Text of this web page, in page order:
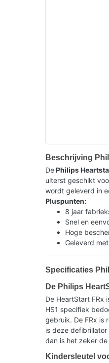
Beschrijving
DePhilips
uiterst geschikt
wordt geleverd in
Pluspunten:
8 jaar
Snel en
Hoge
Geleverd
Specificaties
De Philips
De HeartStart FRx
HS1 specifiek
gebruik. De FRx is
is deze
dan is het zeker
Kindersleutel